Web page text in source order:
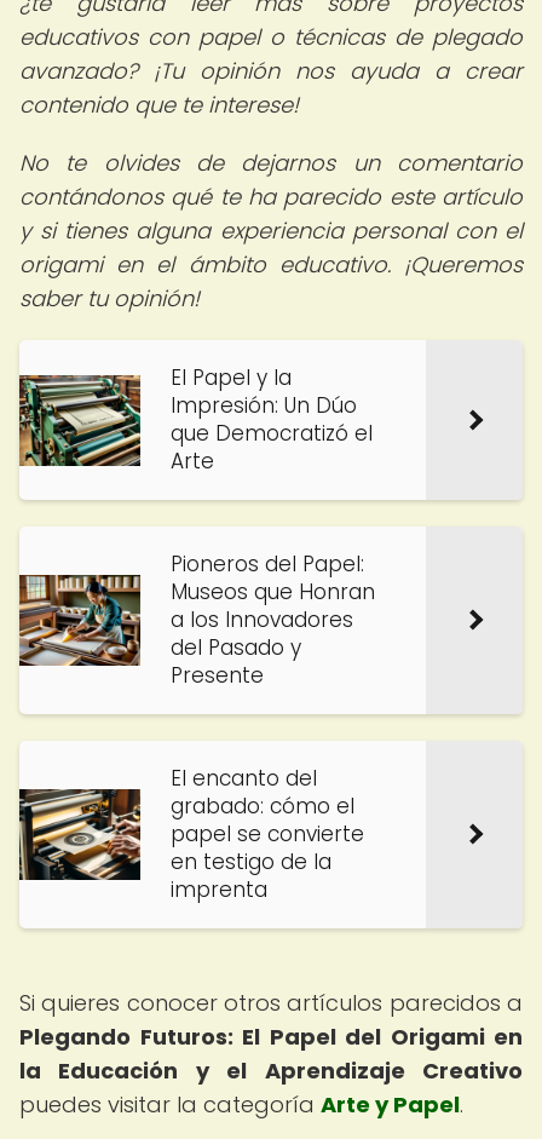
educativos con papel o técnicas de plegado
avanzado? ¡Tu opinión nos ayuda a crear
contenido que te interese!
No te olvides de dejarnos un comentario
contándonos qué te ha parecido este artículo
y si tienes alguna experiencia personal con el
origami en el ámbito educativo. ¡Queremos
saber tu opinión!
El Papel y la
Impresión: Un Dúo
que Democratizó el
Arte
Pioneros del Papel:
Museos que Honran
a los Innovadores
del Pasado y
Presente
El encanto del
grabado: cómo el
papel se convierte
en testigo de la
imprenta
Si quieres conocer otros artículos parecidos a
Plegando Futuros: El Papel del Origami en
la Educación y el Aprendizaje Creativo
puedes visitar la categoría Arte y Papel.